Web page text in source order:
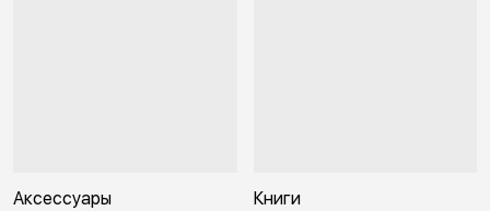
Аксессуары Книги